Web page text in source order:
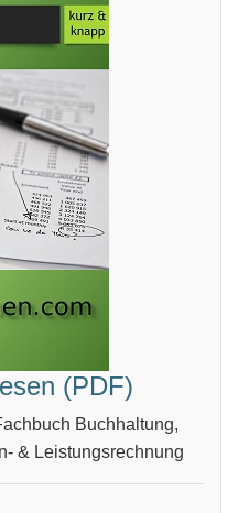
(PDF)
Buchhaltung,
& Leistungsrechnung